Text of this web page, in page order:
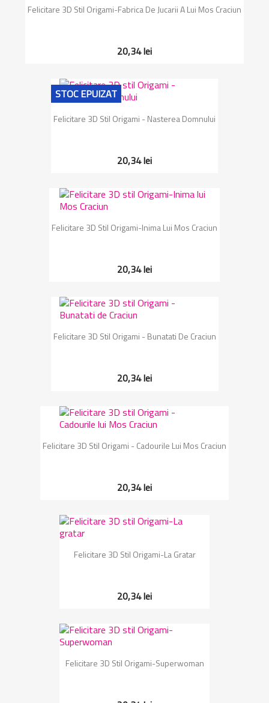
Felicitare 3D Stil Origami-Fabrica De Jucarii A Lui Mos Craciun
20,34 lei
Felicitare 3D Stil Origami - Nasterea Domnului
20,34 lei
STOC EPUIZAT
Felicitare 3D Stil Origami-Inima Lui Mos Craciun
20,34 lei
Felicitare 3D Stil Origami - Bunatati De Craciun
20,34 lei
Felicitare 3D Stil Origami - Cadourile Lui Mos Craciun
20,34 lei
Felicitare 3D Stil Origami-La Gratar
20,34 lei
Felicitare 3D Stil Origami-Superwoman